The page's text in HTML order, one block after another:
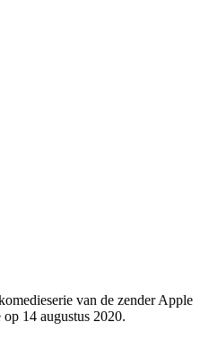
van de zender Apple
14 augustus 2020.